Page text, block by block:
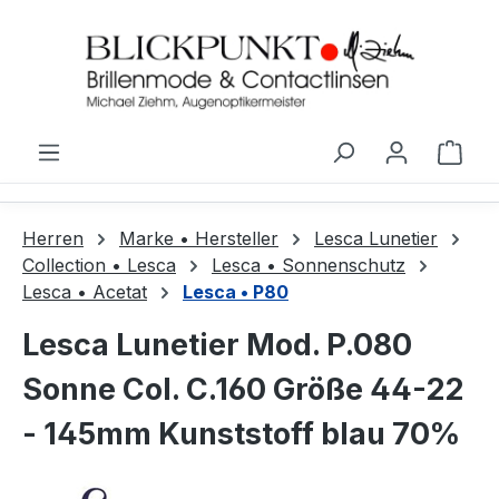
Herren Marke • Hersteller
Lesca Lunetier
Collection • Lesca
Lesca • Sonnenschutz
Lesca • Acetat
Lesca • P80
Lesca Lunetier Mod. P.080
Sonne Col. C.160 Größe 44-22
- 145mm Kunststoff blau 70%